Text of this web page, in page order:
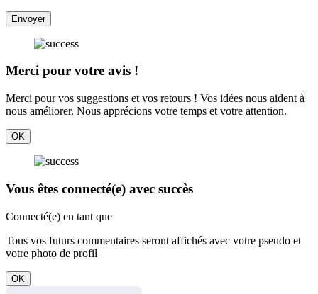
Envoyer
Merci pour votre avis !
Merci pour vos suggestions et vos retours ! Vos idées nous aident à
nous améliorer. Nous apprécions votre temps et votre attention.
OK
Vous êtes connecté(e) avec succès
Connecté(e) en tant que
Tous vos futurs commentaires seront affichés avec votre pseudo et
votre photo de profil
OK